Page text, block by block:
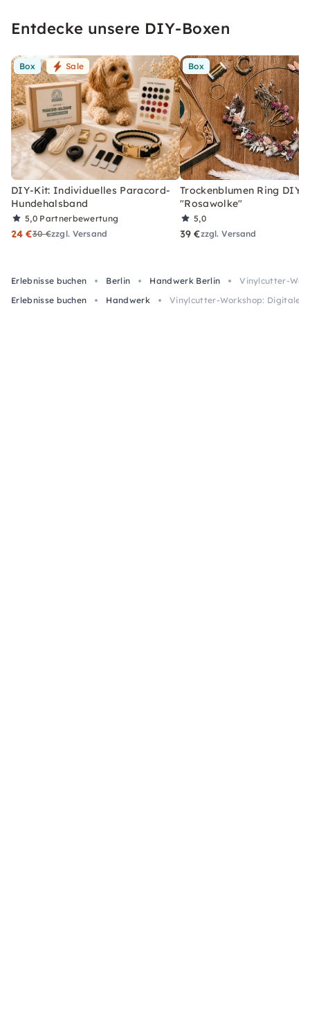
Entdecke unsere DIY-Boxen
Box Sale
DIY-Kit: Individuelles Paracord-
Hundehalsband
5,0 Partnerbewertung
24 €30 €zzgl. Versand
Box
Trockenblumen Ring DIY-
"Rosawolke"
5,0
39 €zzgl. Versand
Erlebnisse buchen Berlin Handwerk Berlin
Vinylcutter-
Erlebnisse buchen
Handwerk Vinylcutter-Workshop: Digitales